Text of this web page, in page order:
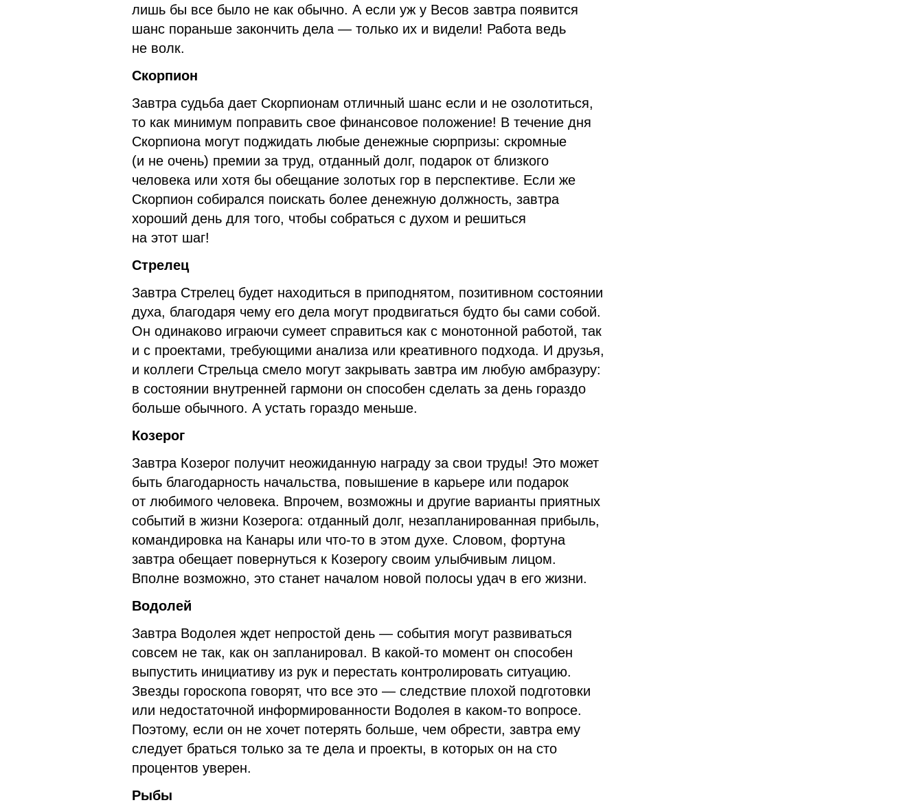
лишь бы все было не как обычно. А если уж у Весов завтра появится
шанс пораньше закончить дела — только их и видели! Работа ведь
не волк.
Скорпион
Завтра судьба дает Скорпионам отличный шанс если и не озолотиться,
то как минимум поправить свое финансовое положение! В течение дня
Скорпиона могут поджидать любые денежные сюрпризы: скромные
(и не очень) премии за труд, отданный долг, подарок от близкого
человека или хотя бы обещание золотых гор в перспективе. Если же
Скорпион собирался поискать более денежную должность, завтра
хороший день для того, чтобы собраться с духом и решиться
на этот шаг!
Стрелец
Завтра Стрелец будет находиться в приподнятом, позитивном состоянии
духа, благодаря чему его дела могут продвигаться будто бы сами собой.
Он одинаково играючи сумеет справиться как с монотонной работой, так
и с проектами, требующими анализа или креативного подхода. И друзья,
и коллеги Стрельца смело могут закрывать завтра им любую амбразуру:
в состоянии внутренней гармони он способен сделать за день гораздо
больше обычного. А устать гораздо меньше.
Козерог
Завтра Козерог получит неожиданную награду за свои труды! Это может
быть благодарность начальства, повышение в карьере или подарок
от любимого человека. Впрочем, возможны и другие варианты приятных
событий в жизни Козерога: отданный долг, незапланированная прибыль,
командировка на Канары или что-то в этом духе. Словом, фортуна
завтра обещает повернуться к Козерогу своим улыбчивым лицом.
Вполне возможно, это станет началом новой полосы удач в его жизни.
Водолей
Завтра Водолея ждет непростой день — события могут развиваться
совсем не так, как он запланировал. В какой-то момент он способен
выпустить инициативу из рук и перестать контролировать ситуацию.
Звезды гороскопа говорят, что все это — следствие плохой подготовки
или недостаточной информированности Водолея в каком-то вопросе.
Поэтому, если он не хочет потерять больше, чем обрести, завтра ему
следует браться только за те дела и проекты, в которых он на сто
процентов уверен.
Рыбы